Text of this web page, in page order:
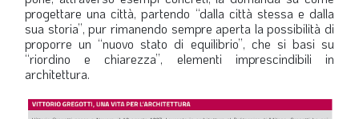
progettare una città, partendo “dalla città stessa e dalla
sua storia”, pur rimanendo sempre aperta la possibilità di
proporre un “nuovo stato di equilibrio”, che si basi su
“riordino e chiarezza”, elementi imprescindibili in
architettura.